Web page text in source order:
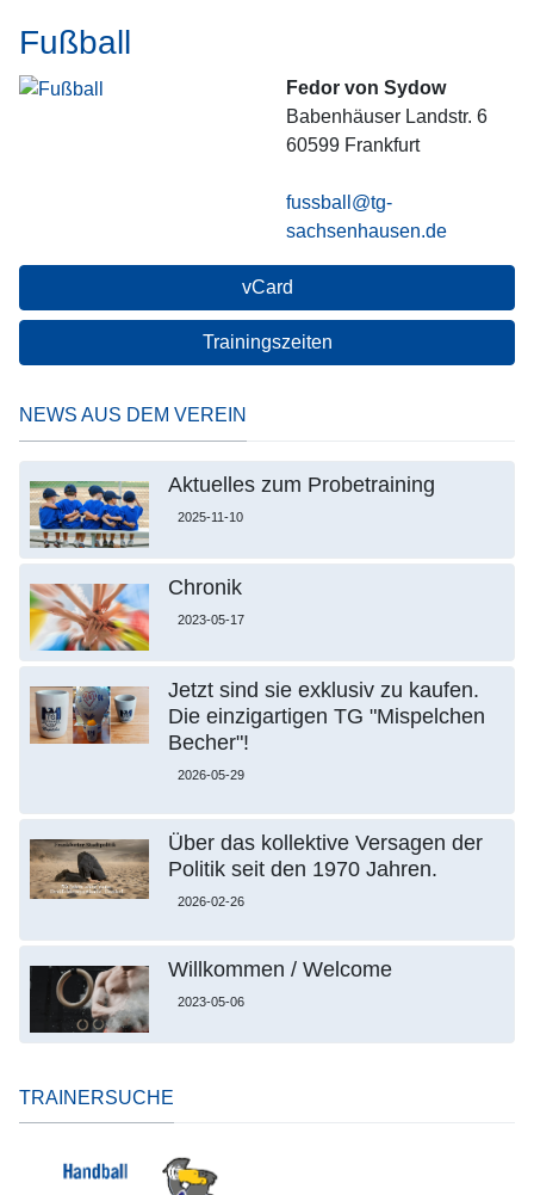
Fußball
Fedor von Sydow
Babenhäuser Landstr. 6
60599 Frankfurt
fussball@tg-
sachsenhausen.de
vCard
Trainingszeiten
NEWS AUS DEM VEREIN
Aktuelles zum Probetraining
2025-11-10
Chronik
2023-05-17
Jetzt sind sie exklusiv zu kaufen.
Die einzigartigen TG "Mispelchen
Becher"!
2026-05-29
Über das kollektive Versagen der
Politik seit den 1970 Jahren.
2026-02-26
Willkommen / Welcome
2023-05-06
TRAINERSUCHE